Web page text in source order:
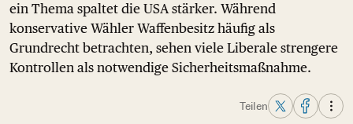
ein Thema spaltet die USA stärker. Während
konservative Wähler Waffenbesitz häufig als
Grundrecht betrachten, sehen viele Liberale strengere
Kontrollen als notwendige Sicherheitsmaßnahme.
Teilen